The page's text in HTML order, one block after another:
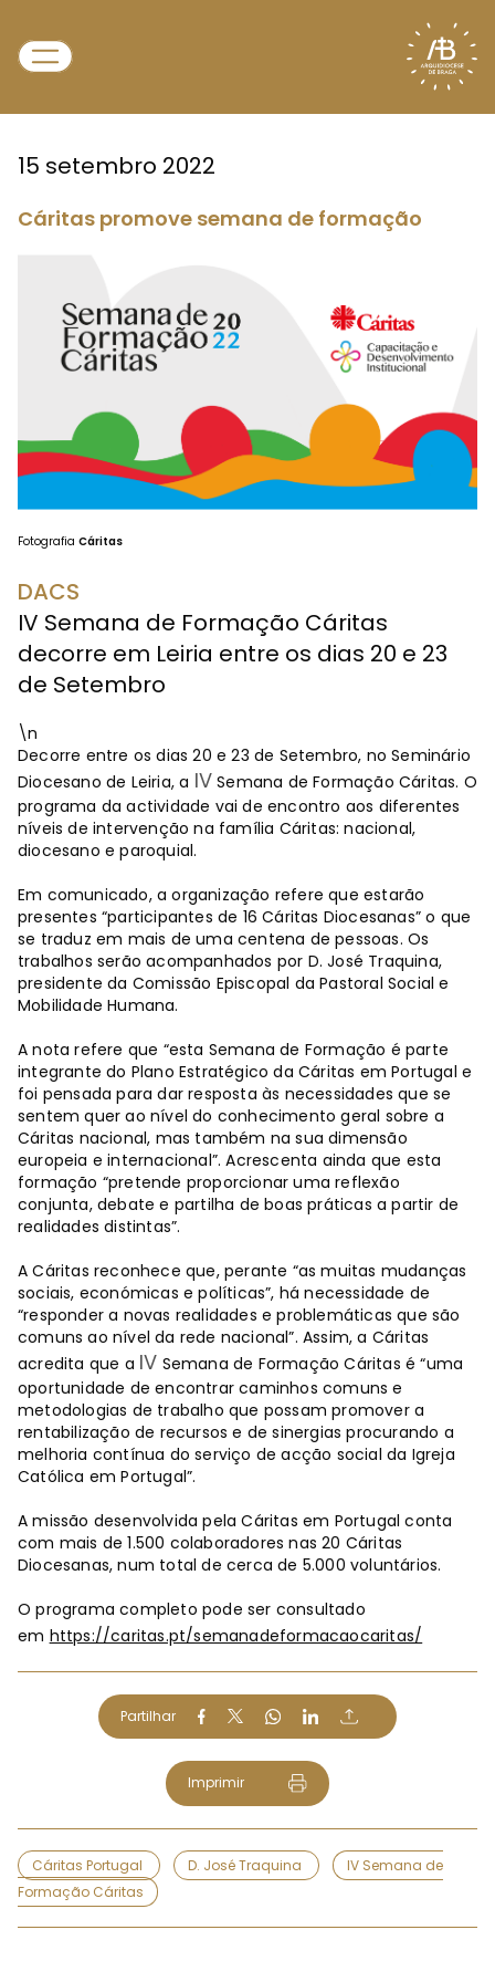
15 setembro 2022
Cáritas promove semana de formação
Fotografia Cáritas
DACS
IV Semana de Formação Cáritas
decorre em Leiria entre os dias 20 e 23
de Setembro
\n
Decorre entre os dias 20 e 23 de Setembro, no Seminário
Diocesano de Leiria, a IV Semana de Formação Cáritas. O
programa da actividade vai de encontro aos diferentes
níveis de intervenção na família Cáritas: nacional,
diocesano e paroquial.
Em comunicado, a organização refere que estarão
presentes “participantes de 16 Cáritas Diocesanas” o que
se traduz em mais de uma centena de pessoas. Os
trabalhos serão acompanhados por D. José Traquina,
presidente da Comissão Episcopal da Pastoral Social e
Mobilidade Humana.
A nota refere que “esta Semana de Formação é parte
integrante do Plano Estratégico da Cáritas em Portugal e
foi pensada para dar resposta às necessidades que se
sentem quer ao nível do conhecimento geral sobre a
Cáritas nacional, mas também na sua dimensão
europeia e internacional”. Acrescenta ainda que esta
formação “pretende proporcionar uma reflexão
conjunta, debate e partilha de boas práticas a partir de
realidades distintas”.
A Cáritas reconhece que, perante “as muitas mudanças
sociais, económicas e políticas”, há necessidade de
“responder a novas realidades e problemáticas que são
comuns ao nível da rede nacional”. Assim, a Cáritas
acredita que a IV Semana de Formação Cáritas é “uma
oportunidade de encontrar caminhos comuns e
metodologias de trabalho que possam promover a
rentabilização de recursos e de sinergias procurando a
melhoria contínua do serviço de acção social da Igreja
Católica em Portugal”.
A missão desenvolvida pela Cáritas em Portugal conta
com mais de 1.500 colaboradores nas 20 Cáritas
Diocesanas, num total de cerca de 5.000 voluntários.
O programa completo pode ser consultado
em https://caritas.pt/semanadeformacaocaritas/
Partilhar
Imprimir
Cáritas Portugal D. José Traquina
IV Semana de
Formação Cáritas